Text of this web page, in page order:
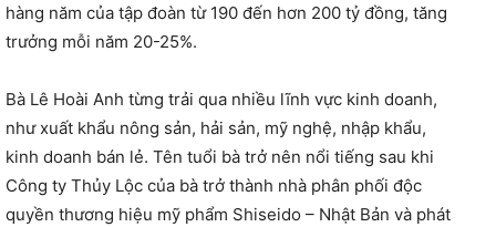
hàng năm của tập đoàn từ 190 đến hơn 200 tỷ đồng, tăng
trưởng mỗi năm 20-25%.
Bà Lê Hoài Anh từng trải qua nhiều lĩnh vực kinh doanh,
như xuất khẩu nông sản, hải sản, mỹ nghệ, nhập khẩu,
kinh doanh bán lẻ. Tên tuổi bà trở nên nổi tiếng sau khi
Công ty Thủy Lộc của bà trở thành nhà phân phối độc
quyền thương hiệu mỹ phẩm Shiseido – Nhật Bản và phát